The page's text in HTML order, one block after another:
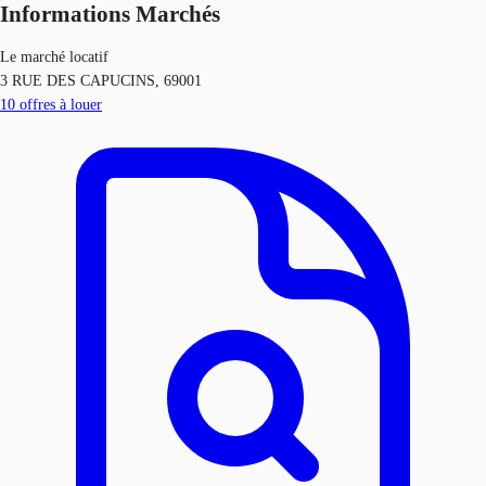
Informations Marchés
Le marché locatif
3 RUE DES CAPUCINS, 69001
10 offres à louer